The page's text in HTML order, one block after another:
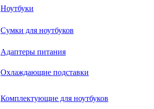
Ноутбуки
Сумки для ноутбуков
Адаптеры питания
Охлаждающие подставки
Комплектующие для ноутбуков